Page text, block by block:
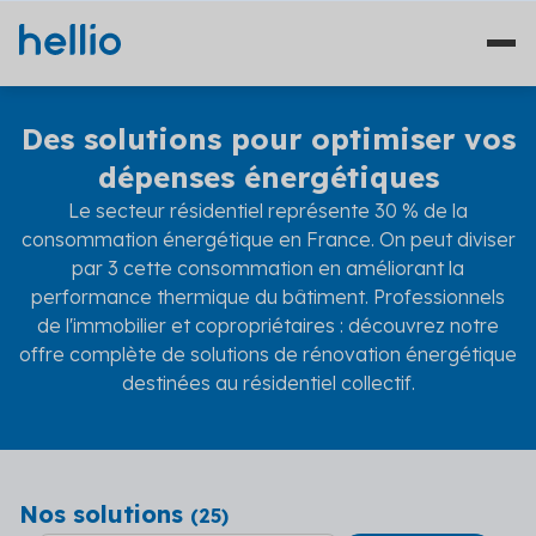
Nos solutions
Études
Travaux
Financement
Solutions diagnostics (4)
Qui sommes-nous ?
Témoignages
Des solutions pour optimiser vos
dépenses énergétiques
Le secteur résidentiel représente 30 % de la
consommation énergétique en France. On peut diviser
par 3 cette consommation en améliorant la
performance thermique du bâtiment. Professionnels
de l'immobilier et copropriétaires : découvrez notre
offre complète de solutions de rénovation énergétique
destinées au résidentiel collectif.
Nos solutions (25)